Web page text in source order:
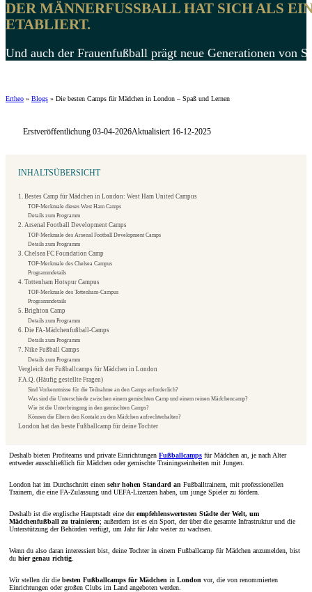
DER MÄNNERFUSSBALL HAT SICH ALS
TABLIERT.
Und auch der Frauenfußball prägt neue Generationen von
Ertheo » Blogs » Die besten Camps für Mädchen in London – Spaß und Lernen
Erstveröffentlichung 03-04-2026Aktualisiert 16-12-2025
INHALTSÜBERSICHT
1. Bestes Camp für Mädchen in London: West Ham United Campus
TOP-Merkmale dieses West Ham Camps
Details zum Programm
2. Arsenal Football Development Camps
TOP-Merkmale des Arsenal Football Development Camps
Details zum Programm
3. Chelsea FC Foundation Camp
TOP-Merkmale des Chelsea Campus
Programmdetails
4. Tottenham Hotspur Campus
TOP-Merkmale des Tottenham-Campus
Programmdetails
5. Brighton Camp
Details zum Programm
6. Die FA-Mädchenfußball-Camps
Details zum Programm
7. Nike Fußball Camps
Details zum Programm
Vergleich der Fußballcamps für Mädchen in London
F.A.Q. (Häufig gestellte Fragen)
Sind Vorkenntnisse für die Teilnahme an den Camps erforderlich?
Was sind die Unterschiede zwischen einem gemischten Camp und einem reinen Mädchencamp?
Wie ist die Unterbringung in den gemischten Camps?
Können die Eltern den Kontakt zu den Mädchen aufrechterhalten?
London hat das beste Fußballcamp für deine Tochter
Deshalb bieten Profiteams und private Einrichtungen Fußballcamps für Mädchen an, je nach Alter
entweder ausschließlich für Mädchen oder gemischte Trainingseinheiten mit Jungen.
London hat im Durchschnitt einen sehr hohen Standard an Fußballtrainern, mit professionellen
Trainern, die eine FA-Zulassung und UEFA-Lizenzen haben, um junge Spieler zu fördern.
Deshalb ist die englische Hauptstadt eine derempfehlenswertesten Städte der Welt, um
Mädchenfußball zu trainieren; außerdem ist es ein Sport, der über die gesamte Infrastruktur und die
Unterstützung der Behörden verfügt, um Jahr für Jahr weiter zu wachsen.
Wenn du also daran interessiert bist, deine Tochter in einem Fußballcamp für Mädchen anzumelden, bist
du hier genau richtig
Wir stellen dir die besten Fußballcamps für Mädchen in London vor, die von renommierten
Einrichtungen oder großen Clubs im Land angeboten werden.